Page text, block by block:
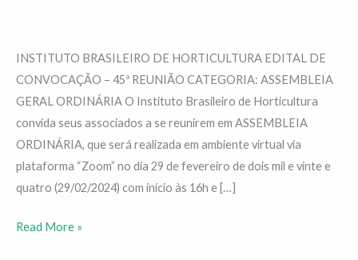
INSTITUTO BRASILEIRO DE HORTICULTURA EDITAL DE
CONVOCAÇÃO – 45ª REUNIÃO CATEGORIA: ASSEMBLEIA
GERAL ORDINÁRIA O Instituto Brasileiro de Horticultura
convida seus associados a se reunirem em ASSEMBLEIA
ORDINÁRIA, que será realizada em ambiente virtual via
plataforma “Zoom” no dia 29 de fevereiro de dois mil e vinte e
quatro (29/02/2024) com início às 16h e […]
Read More »